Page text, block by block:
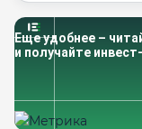
Еще удобнее –
и получайте